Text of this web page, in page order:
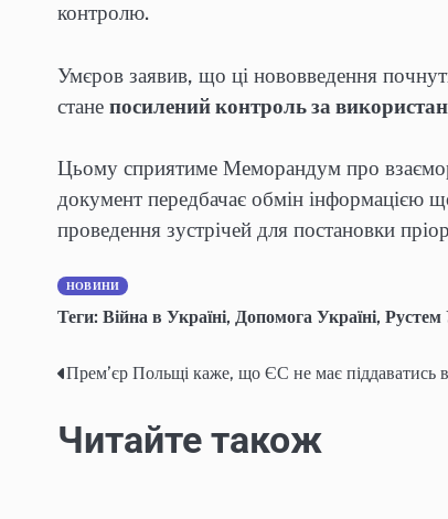
контролю.
Умєров заявив, що ці нововведення
стане посилений контроль за
Цьому сприятиме Меморандум про
документ передбачає обмін інформацією
проведення зустрічей для постановки
НОВИНИ
Теги: Війна в Україні, Допомога Україні, Рустем
Post
navigation
Прем’єр Польщі каже, що ЄС не має піддаватись в
Читайте також